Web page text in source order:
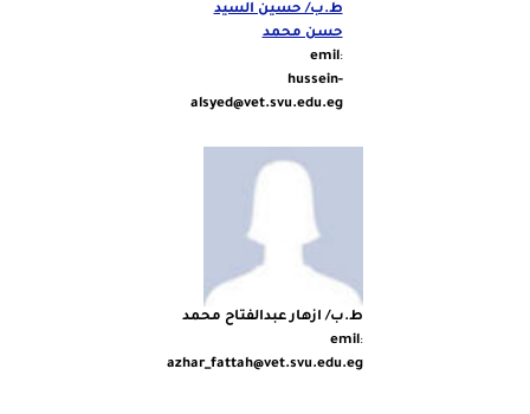
ط.ب/ حسين السيد
حسن محمد
:
emil
hussein-
alsyed@vet.svu.edu.eg
ط.ب/ ازهار عبدالفتاح محمد
:
emil
azhar_fattah@vet.svu.edu.eg